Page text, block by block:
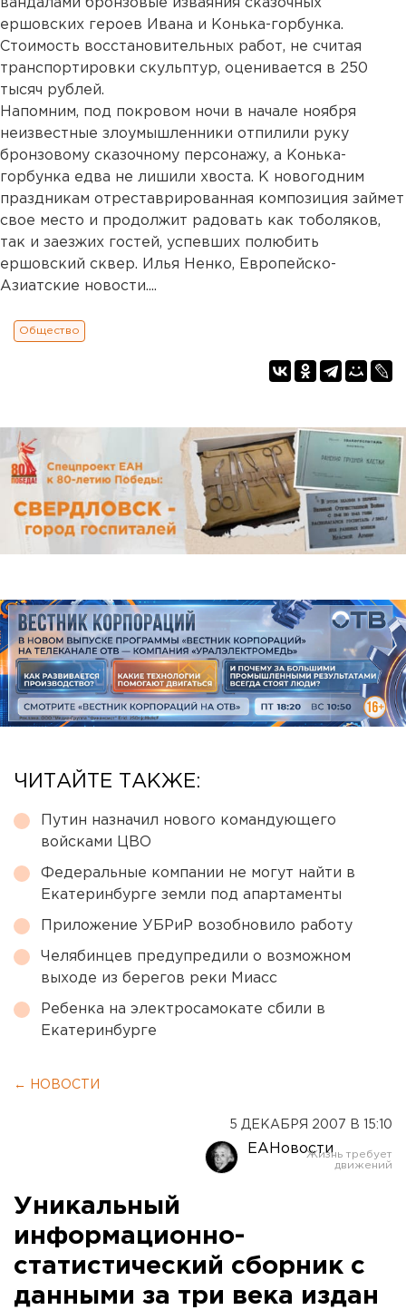
вандалами бронзовые изваяния сказочных
ершовских героев Ивана и Конька-горбунка.
Стоимость восстановительных работ, не считая
транспортировки скульптур, оценивается в 250
тысяч рублей.
Напомним, под покровом ночи в начале ноября
неизвестные злоумышленники отпилили руку
бронзовому сказочному персонажу, а Конька-
горбунка едва не лишили хвоста. К новогодним
праздникам отреставрированная композиция займет
свое место и продолжит радовать как тоболяков,
так и заезжих гостей, успевших полюбить
ершовский сквер. Илья Ненко, Европейско-
Азиатские новости....
Общество
ЧИТАЙТЕ ТАКЖЕ:
Путин назначил нового командующего
войсками ЦВО
Федеральные компании не могут найти в
Екатеринбурге земли под апартаменты
Приложение УБРиР возобновило работу
Челябинцев предупредили о возможном
выходе из берегов реки Миасс
Ребенка на электросамокате сбили в
Екатеринбурге
← НОВОСТИ
5 ДЕКАБРЯ 2007 В 15:10
ЕАНовости
Уникальный
информационно-
статистический сборник с
данными за три века издан